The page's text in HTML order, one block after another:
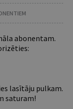
abonentam.
lasītāju pulkam.
saturam!